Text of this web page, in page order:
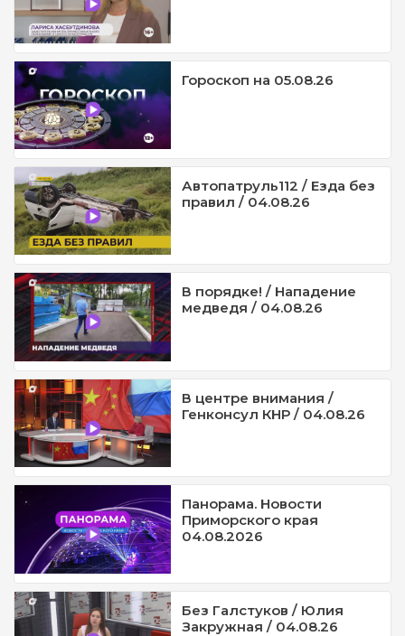
Гороскоп на 05.08.26
Автопатруль112 / Езда без
правил / 04.08.26
В порядке! / Нападение
медведя / 04.08.26
В центре внимания /
Генконсул КНР / 04.08.26
Панорама. Новости
Приморского края
04.08.2026
Без Галстуков / Юлия
Закружная / 04.08.26